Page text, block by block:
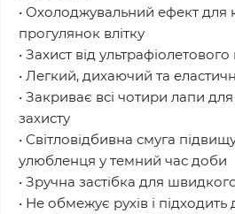
• Охолоджувальний ефект
прогулянок влітку
• Захист від
• Легкий, дихаючий та
• Закриває всі чотири лапи
захисту
• Світловідбивна смуга
улюбленця у темний час доби
• Зручна застібка для
• Не обмежує рухів і